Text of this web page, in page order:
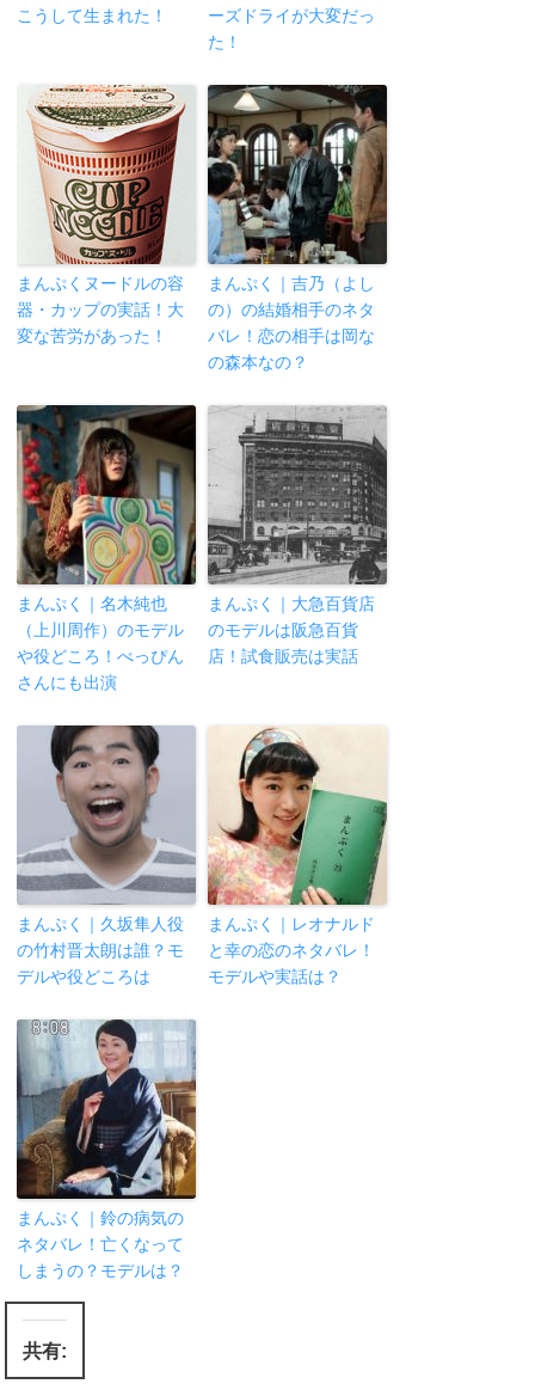
こうして生まれた！
ーズドライが大変だっ
た！
まんぷくヌードルの容
器・カップの実話！大
変な苦労があった！
まんぷく｜吉乃（よし
の）の結婚相手のネタ
バレ！恋の相手は岡な
の森本なの？
まんぷく｜名木純也
（上川周作）のモデル
や役どころ！べっぴん
さんにも出演
まんぷく｜大急百貨店
のモデルは阪急百貨
店！試食販売は実話
まんぷく｜久坂隼人役
の竹村晋太朗は誰？モ
デルや役どころは
まんぷく｜レオナルド
と幸の恋のネタバレ！
モデルや実話は？
まんぷく｜鈴の病気の
ネタバレ！亡くなって
しまうの？モデルは？
共有: